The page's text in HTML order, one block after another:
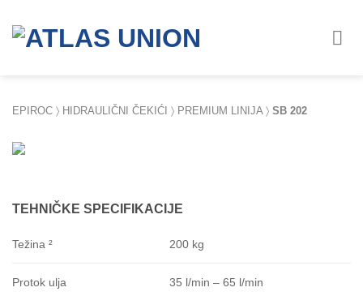
content
EPIROC 〉 HIDRAULIČNI ČEKIĆ I 〉 PREMIUM LINIJA 〉 SB 202
TEHNIČKE SPECIFIKACIJE
Težina ² 200 kg
Protok ulja 35 l/min – 65 l/min